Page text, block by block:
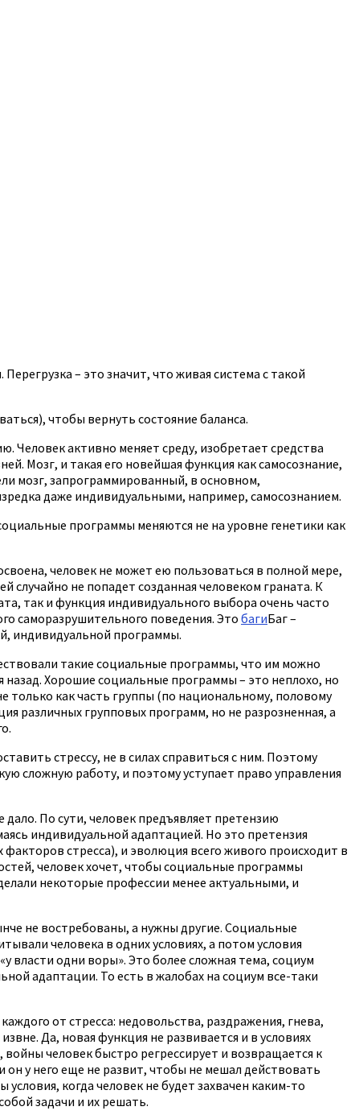
– это значит, что живая система с такой
чтобы вернуть состояние баланса.
Человек активно меняет среду, изобретает средства
Мозг, и такая его новейшая функция как самосознание,
мозг, запрограммированный, в основном,
даже индивидуальными, например, самосознанием.
программы меняются не на уровне генетики как
человек не может ею пользоваться в полной мере,
случайно не попадет созданная человеком граната. К
так и функция индивидуального выбора очень часто
саморазрушительного поведения. Это багиБаг –
индивидуальной программы.
такие социальные программы, что им можно
Хорошие социальные программы – это неплохо, но
только как часть группы (по национальному, половому
различных групповых программ, но не разрозненная, а
стрессу, не в силах справиться с ним. Поэтому
сложную работу, и поэтому уступает право управления
По сути, человек предъявляет претензию
индивидуальной адаптацией. Но это претензия
стресса), и эволюция всего живого происходит в
человек хочет, чтобы социальные программы
некоторые профессии менее актуальными, и
не востребованы, а нужны другие. Социальные
человека в одних условиях, а потом условия
власти одни воры». Это более сложная тема, социум
адаптации. То есть в жалобах на социум все-таки
от стресса: недовольства, раздражения, гнева,
Да, новая функция не развивается и в условиях
человек быстро регрессирует и возвращается к
у него еще не развит, чтобы не мешал действовать
когда человек не будет захвачен каким-то
задачи и их решать.